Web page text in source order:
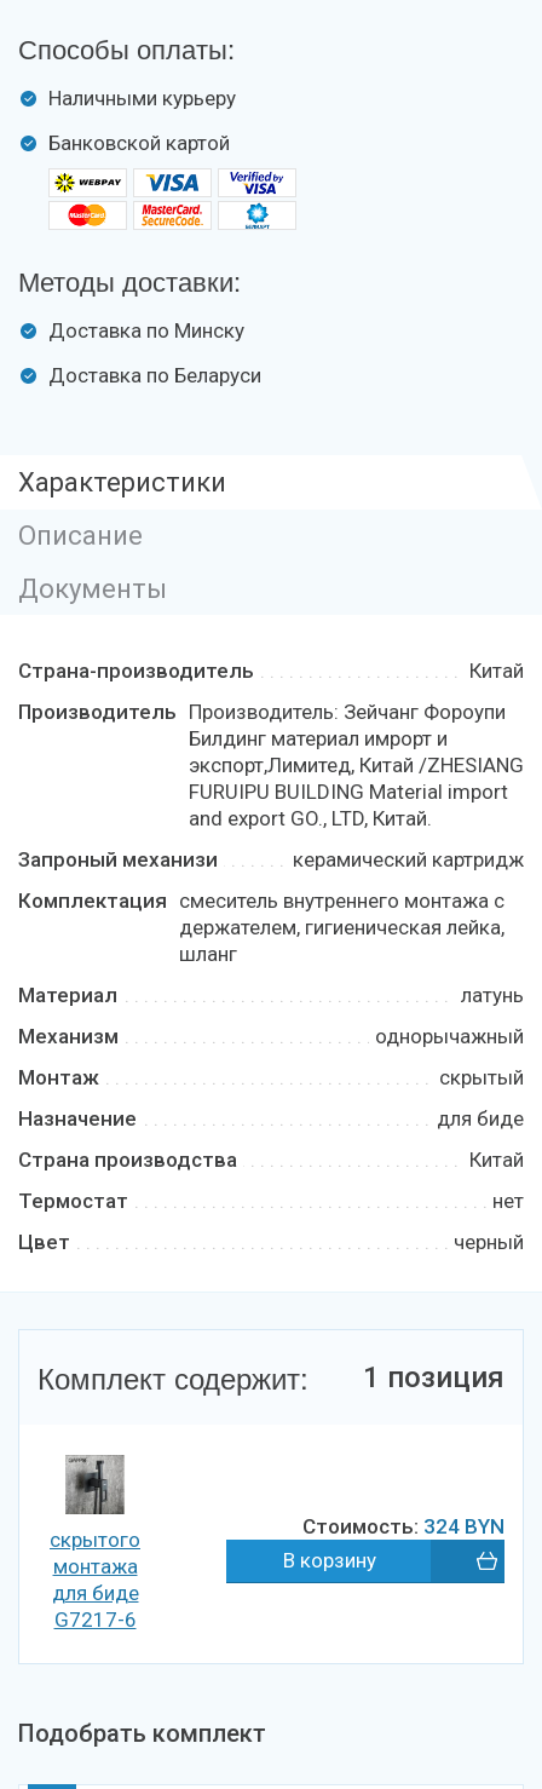
Способы оплаты:
Наличными курьеру
Банковской картой
Методы доставки:
Доставка по Минску
Доставка по Беларуси
Характеристики
Описание
Документы
Страна-производитель
Китай
Производитель Производитель: Зейчанг Фороупи
Билдинг материал имрорт и
экспорт,Лимитед, Китай /ZHESIANG
FURUIPU BUILDING Material import
and export GO., LTD, Китай.
Запроный механизи
керамический картридж
Комплектация смеситель внутреннего монтажа с
держателем, гигиеническая лейка,
шланг
Материал
латунь
Механизм
однорычажный
Монтаж
скрытый
Назначение
для биде
Страна производства
Китай
Термостат
нет
Цвет
черный
Комплект содержит: 1 позиция
скрытого
монтажа
для биде
G7217-6
Стоимость: 324 BYN
Подобрать комплект